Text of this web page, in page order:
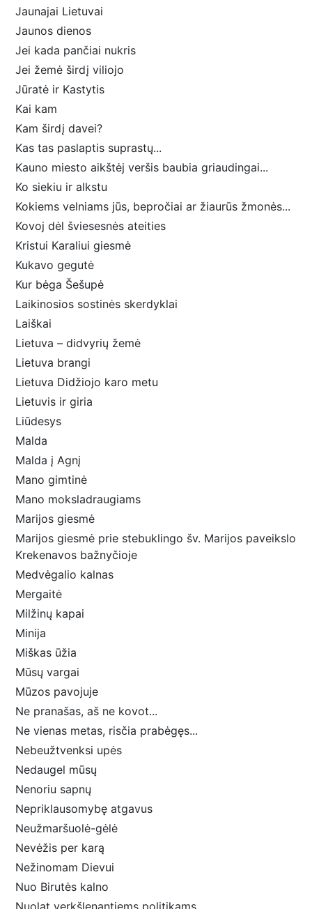
Jaunajai Lietuvai
Jaunos dienos
Jei kada pančiai nukris
Jei žemė širdį viliojo
Jūratė ir Kastytis
Kai kam
Kam širdį davei?
Kas tas paslaptis suprastų...
Kauno miesto aikštėj veršis baubia griaudingai...
Ko siekiu ir alkstu
Kokiems velniams jūs, bepročiai ar žiaurūs žmonės...
Kovoj dėl šviesesnės ateities
Kristui Karaliui giesmė
Kukavo gegutė
Kur bėga Šešupė
Laikinosios sostinės skerdyklai
Laiškai
Lietuva – didvyrių žemė
Lietuva brangi
Lietuva Didžiojo karo metu
Lietuvis ir giria
Liūdesys
Malda
Malda į Agnį
Mano gimtinė
Mano moksladraugiams
Marijos giesmė
Marijos giesmė prie stebuklingo šv. Marijos paveikslo
Krekenavos bažnyčioje
Medvėgalio kalnas
Mergaitė
Milžinų kapai
Minija
Miškas ūžia
Mūsų vargai
Mūzos pavojuje
Ne pranašas, aš ne kovot...
Ne vienas metas, risčia prabėgęs...
Nebeužtvenksi upės
Nedaugel mūsų
Nenoriu sapnų
Nepriklausomybę atgavus
Neužmaršuolė-gėlė
Nevėžis per karą
Nežinomam Dievui
Nuo Birutės kalno